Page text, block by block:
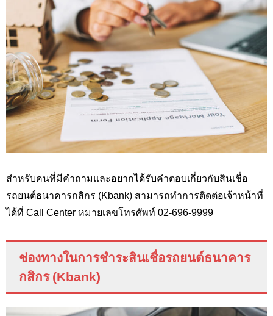
สำหรับคนที่มีคำถามและอยากได้รับคำตอบเกี่ยวกับสินเชื่อ
รถยนต์ธนาคารกสิกร (Kbank) สามารถทำการติดต่อเจ้าหน้าที่
ได้ที่ Call Center หมายเลขโทรศัพท์ 02-696-9999
ช่องทางในการชำระสินเชื่อรถยนต์ธนาคาร
กสิกร (Kbank)